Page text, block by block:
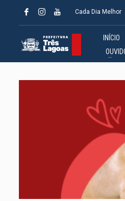
Cada Dia Melhor
INÍCIO